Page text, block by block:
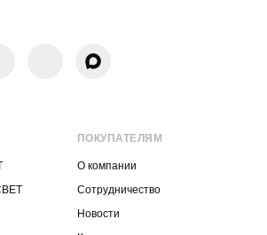
ПОКУПАТЕЛЯМ
О компании
Сотрудничество
Новости